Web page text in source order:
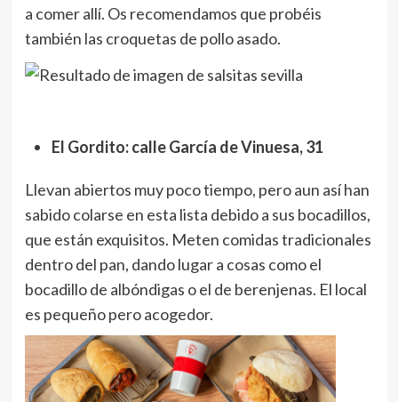
a comer allí. Os recomendamos que probéis
también las croquetas de pollo asado.
El Gordito: calle García de Vinuesa, 31
Llevan abiertos muy poco tiempo, pero aun así han
sabido colarse en esta lista debido a sus bocadillos,
que están exquisitos. Meten comidas tradicionales
dentro del pan, dando lugar a cosas como el
bocadillo de albóndigas o el de berenjenas. El local
es pequeño pero acogedor.